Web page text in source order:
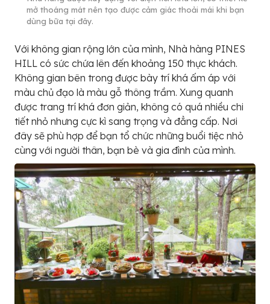
mở thoáng mát nên tạo được cảm giác thoải mái khi bạn
dùng bữa tại đây.
Với không gian rộng lớn của mình, Nhà hàng PINES
HILL có sức chứa lên đến khoảng 150 thực khách.
Không gian bên trong được bày trí khá ấm áp với
màu chủ đạo là màu gỗ thông trầm. Xung quanh
được trang trí khá đơn giản, không có quá nhiều chi
tiết nhỏ nhưng cực kì sang trọng và đẳng cấp. Nơi
đây sẽ phù hợp để bạn tổ chức những buổi tiệc nhỏ
cùng với người thân, bạn bè và gia đình của mình.